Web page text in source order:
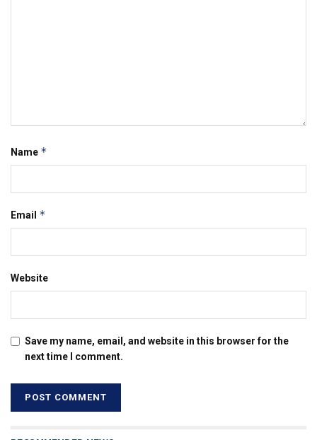
Name *
Email *
Website
Save my name, email, and website in this browser for the
next time I comment.